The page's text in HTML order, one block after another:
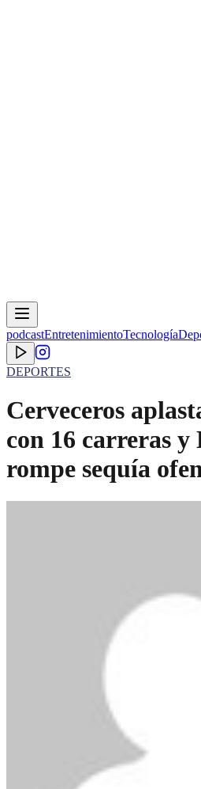
podcastEntretenimientoTecnología
DEPORTES
Cerveceros
con 16 carreras
rompe sequía